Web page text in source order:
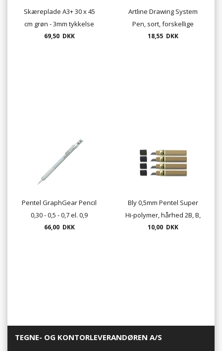
Skæreplade A3+ 30 x 45
cm grøn - 3mm tykkelse
69,50 DKK
Artline Drawing System
Pen, sort, forskellige
tykkelser
18,55 DKK
Pentel GraphGear Pencil
0,30 - 0,5 - 0,7 el. 0,9
66,00 DKK
Bly 0,5mm Pentel Super
Hi-polymer, hårhed 2B, B,
HB og H
10,00 DKK
TEGNE- OG KONTORLEVERANDØREN A/S